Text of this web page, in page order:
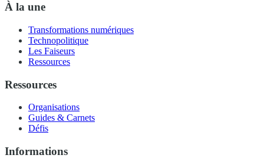
À la une
Transformations numériques
Technopolitique
Les Faiseurs
Ressources
Ressources
Organisations
Guides & Carnets
Défis
Informations